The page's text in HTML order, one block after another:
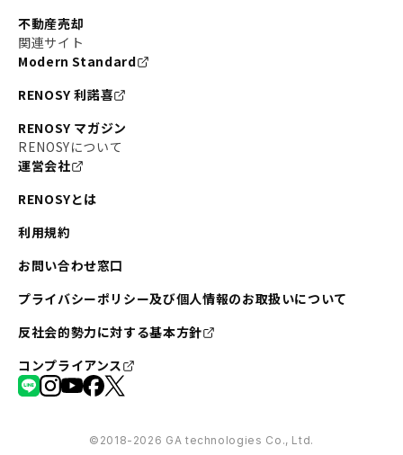
不動産売却
関連サイト
Modern Standard
RENOSY 利諾喜
RENOSY マガジン
RENOSYについて
運営会社
RENOSYとは
利用規約
お問い合わせ窓口
プライバシーポリシー及び個人情報のお取扱いについて
反社会的勢力に対する基本方針
コンプライアンス
©︎2018-2026 GA technologies Co., Ltd.